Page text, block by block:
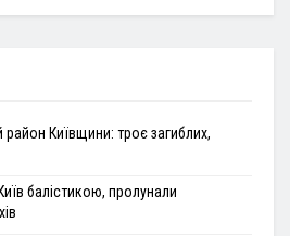
Київщини: троє загиблих,
балістикою, пролунали